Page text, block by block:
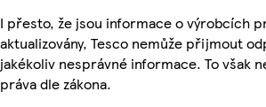
I přesto, že jsou informace o výrobcích
aktualizovány, Tesco nemůže přijmout
jakékoliv nesprávné informace. To však
práva dle zákona.